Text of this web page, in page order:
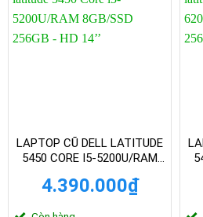
LAPTOP CŨ DELL LATITUDE
5450 CORE I5-5200U/RAM
INCH
4.390.000₫